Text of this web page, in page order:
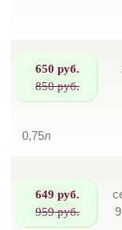
650 руб.
850 руб.
0,75л
649 руб.
959 руб.